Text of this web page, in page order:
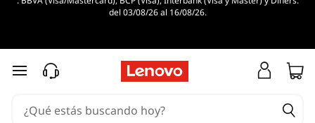
h
del 03/08/26 al 16/08/26.
Ir al contenido principal